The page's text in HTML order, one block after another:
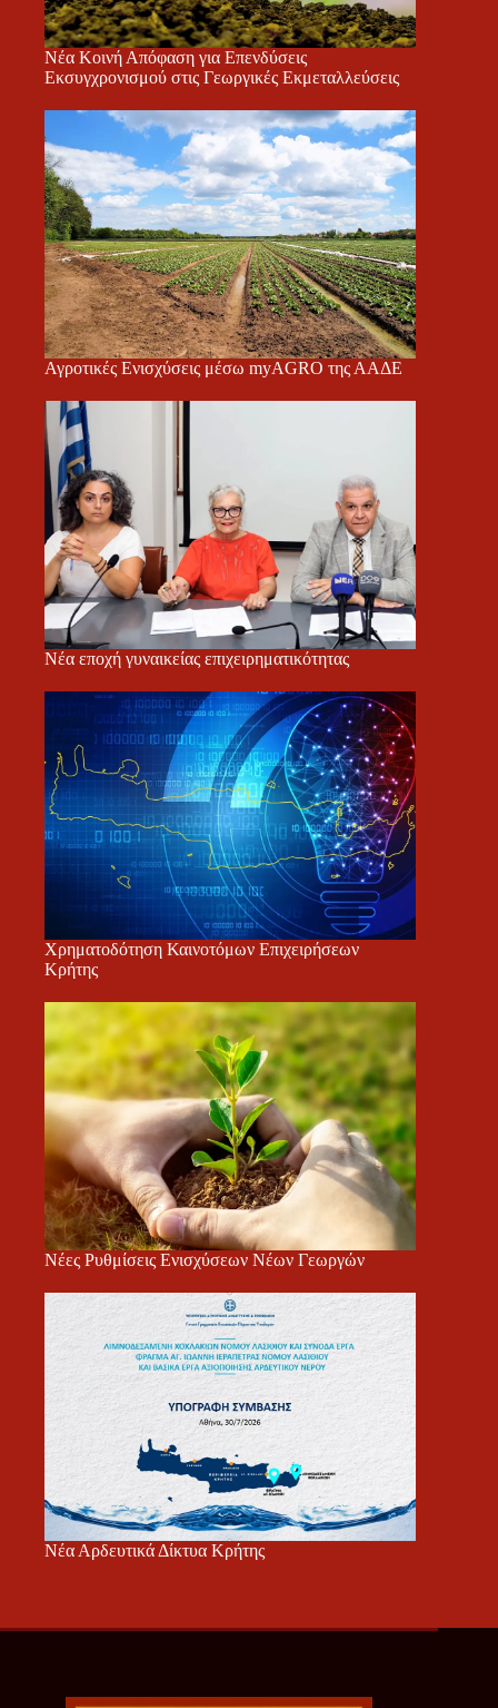
Νέα Κοινή Απόφαση για Επενδύσεις
Εκσυγχρονισμού στις Γεωργικές Εκμεταλλεύσεις
Αγροτικές Ενισχύσεις μέσω myAGRO της ΑΑΔΕ
Νέα εποχή γυναικείας επιχειρηματικότητας
Χρηματοδότηση Καινοτόμων Επιχειρήσεων
Κρήτης
Νέες Ρυθμίσεις Ενισχύσεων Νέων Γεωργών
Νέα Αρδευτικά Δίκτυα Κρήτης